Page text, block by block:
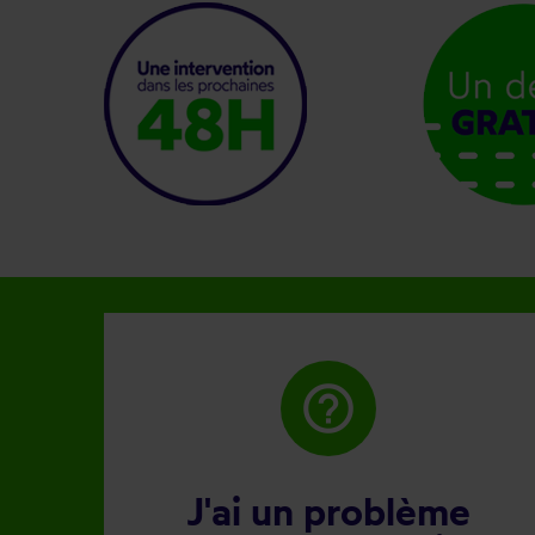
help_outline
J'ai un problème